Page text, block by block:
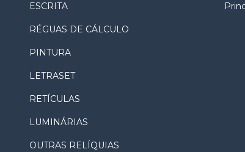
ESCRITA
RÉGUAS DE CÁLCULO
PINTURA
LETRASET
RETÍCULAS
LUMINÁRIAS
OUTRAS RELÍQUIAS